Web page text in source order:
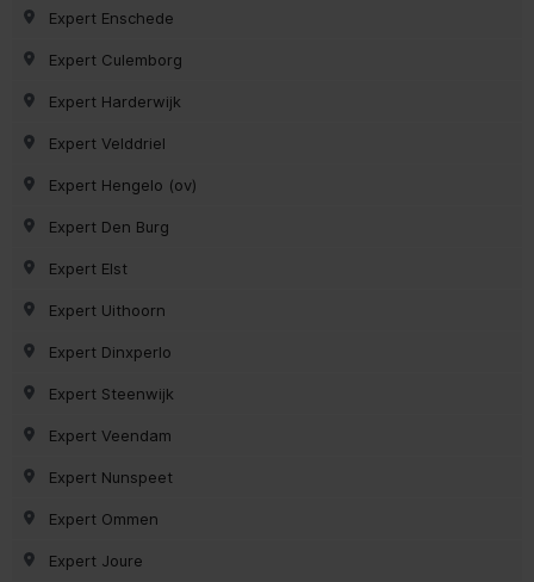
Expert Enschede
Expert Culemborg
Expert Harderwijk
Expert Velddriel
Expert Hengelo (ov)
Expert Den Burg
Expert Elst
Expert Uithoorn
Expert Dinxperlo
Expert Steenwijk
Expert Veendam
Expert Nunspeet
Expert Ommen
Expert Joure